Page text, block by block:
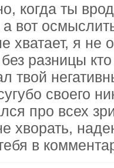
когда ты
вот
хватает, я
разницы
твой
своего
про всех
хворать,
в